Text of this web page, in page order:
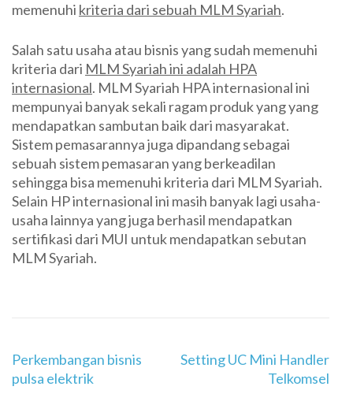
memenuhi kriteria dari sebuah MLM Syariah.
Salah satu usaha atau bisnis yang sudah memenuhi
kriteria dari MLM Syariah ini adalah HPA
internasional. MLM Syariah HPA internasional ini
mempunyai banyak sekali ragam produk yang yang
mendapatkan sambutan baik dari masyarakat.
Sistem pemasarannya juga dipandang sebagai
sebuah sistem pemasaran yang berkeadilan
sehingga bisa memenuhi kriteria dari MLM Syariah.
Selain HP internasional ini masih banyak lagi usaha-
usaha lainnya yang juga berhasil mendapatkan
sertifikasi dari MUI untuk mendapatkan sebutan
MLM Syariah.
Navigasi
pos
Perkembangan bisnis
pulsa elektrik
Setting UC Mini Handler
Telkomsel